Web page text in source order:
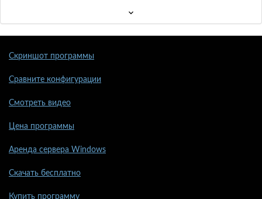
Скриншот программы
Сравните конфигурации
Смотреть видео
Цена программы
Аренда сервера Windows
Скачать бесплатно
Купить программу